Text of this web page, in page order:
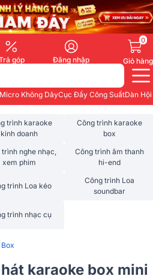
góp Đăng nhập
0
Giỏ hàng
Micro Không DâyCục Đẩy Công SuấtDàn
trình karaoke
kinh doanh
Công trình karaoke
box
trình nghe nhạc,
xem phim
Công trình âm thanh
hi-end
trình Loa kéo
Công trình Loa
soundbar
trình nhạc cụ
karaoke box mini